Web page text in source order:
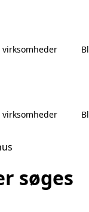
virksomheder
virksomheder
søges